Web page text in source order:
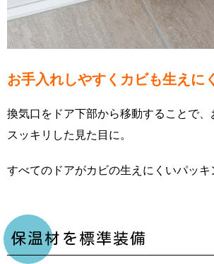
お手入れしやすくカビも生えに
換気口をドア下部から移動することで、
スッキリした見た目に。
すべてのドアがカビの生えにくいパッキ
保温材を標準装備